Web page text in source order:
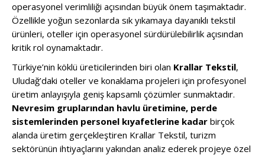
operasyonel verimliliği açısından büyük önem taşımaktadır.
Özellikle yoğun sezonlarda sık yıkamaya dayanıklı tekstil
ürünleri, oteller için operasyonel sürdürülebilirlik açısından
kritik rol oynamaktadır.
Türkiye’nin köklü üreticilerinden biri olan Krallar Tekstil,
Uludağ’daki oteller ve konaklama projeleri için profesyonel
üretim anlayışıyla geniş kapsamlı çözümler sunmaktadır.
Nevresim gruplarından havlu üretimine, perde
sistemlerinden personel kıyafetlerine kadar birçok
alanda üretim gerçekleştiren Krallar Tekstil, turizm
sektörünün ihtiyaçlarını yakından analiz ederek projeye özel